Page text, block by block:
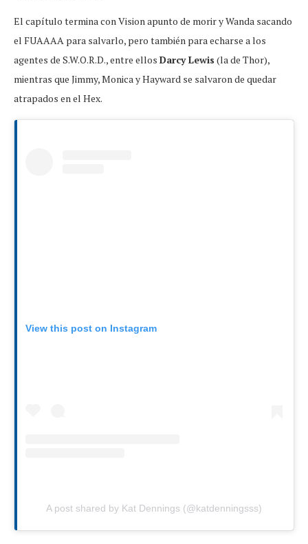
El capítulo termina con Vision apunto de morir y Wanda sacando
el FUAAAA para salvarlo, pero también para echarse a los
agentes de S.W.O.R.D., entre ellos Darcy Lewis (la de Thor),
mientras que Jimmy, Monica y Hayward se salvaron de quedar
atrapados en el Hex.
View this post on Instagram
A post shared by Kat Dennings (@katdenningsss)